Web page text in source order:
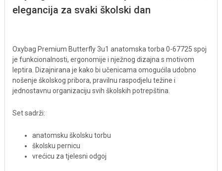
elegancija za svaki školski dan
Oxybag Premium Butterfly 3u1 anatomska torba 0-67725 spoj
je funkcionalnosti, ergonomije i nježnog dizajna s motivom
leptira. Dizajnirana je kako bi učenicama omogućila udobno
nošenje školskog pribora, pravilnu raspodjelu težine i
jednostavnu organizaciju svih školskih potrepština.
Set sadrži:
anatomsku školsku torbu
školsku pernicu
vrećicu za tjelesni odgoj